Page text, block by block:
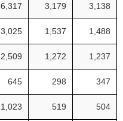
6,317 3,179 3,138
3,025 1,537 1,488
2,509 1,272 1,237
645 298 347
1,023 519 504